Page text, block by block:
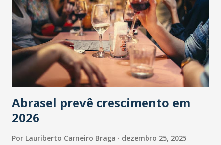
Abrasel prevê crescimento em
2026
Por Lauriberto Carneiro Braga dezembro 25, 2025